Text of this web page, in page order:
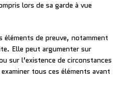
lors de sa garde à vue
éléments de preuve, notamment
Elle peut argumenter sur
sur l’existence de circonstances
tous ces éléments avant